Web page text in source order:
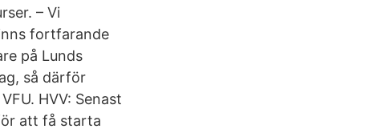
– Vi
fortfarande
på Lunds
så därför
HVV: Senast
att få starta